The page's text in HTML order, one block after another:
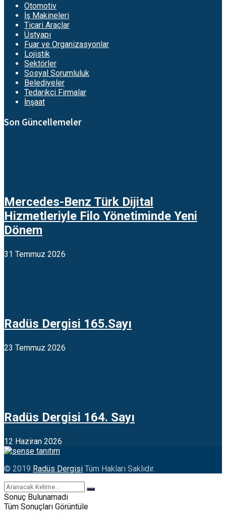
Otomotiv
İş Makineleri
Ticari Araçlar
Üstyapı
Fuar ve Organizasyonlar
Lojistik
Sektörler
Sosyal Sorumluluk
Belediyeler
Tedarikçi Firmalar
İnşaat
Son Güncellemeler
Mercedes-Benz Türk Dijital
Hizmetleriyle Filo Yönetiminde Yeni
Dönem
31 Temmuz 2026
Radüs Dergisi 165.Sayı
23 Temmuz 2026
Radüs Dergisi 164. Sayı
12 Haziran 2026
© 2019 Radüs Dergisi Tüm Hakları Saklıdır.
Sonuç Bulunamadı
Tüm Sonuçları Görüntüle